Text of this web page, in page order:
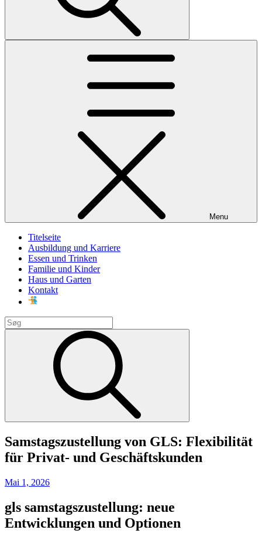
Menu
Titelseite
Ausbildung und Karriere
Essen und Trinken
Familie und Kinder
Haus und Garten
Kontakt
Search
for:
Samstagszustellung von GLS: Flexibilität
für Privat- und Geschäftskunden
Posted
Mai 1, 2026
gls samstagszustellung: neue
Entwicklungen und Optionen